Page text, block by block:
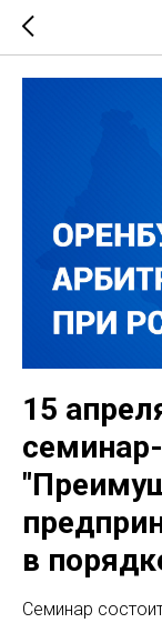
15
в
Семинар